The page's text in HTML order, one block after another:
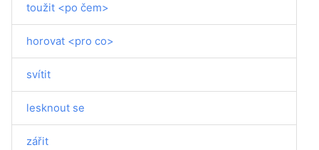
toužit <po čem>
horovat <pro co>
svítit
lesknout se
zářit